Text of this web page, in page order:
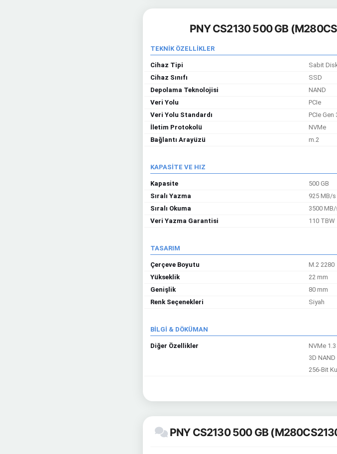
PNY CS2130 500 GB
TEKNİK ÖZELLİKLER
Cihaz Tipi
Sabit
Cihaz Sınıfı
SSD
Depolama Teknolojisi
NAND
Veri Yolu
PCIe
Veri Yolu Standardı
PCIe Gen
İletim Protokolü
NVMe
Bağlantı Arayüzü
m.2
KAPASİTE VE HIZ
Kapasite
500 GB
Sıralı Yazma
925 MB/s
Sıralı Okuma
3500 MB/
Veri Yazma Garantisi
110 TBW
TASARIM
Çerçeve Boyutu
M.2 2280
Yükseklik
22 mm
Genişlik
80 mm
Renk Seçenekleri
Siyah
BİLGİ & DÖKÜMAN
Diğer Özellikler
NVMe 1.3
3D NAND
256-Bit
PNY CS2130 500 GB